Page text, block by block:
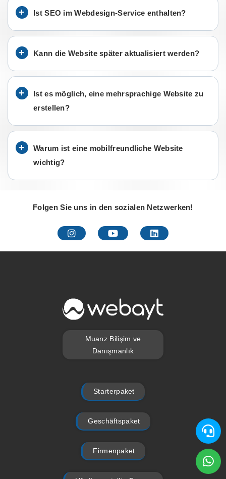
Ist SEO im Webdesign-Service enthalten?
Kann die Website später aktualisiert werden?
Ist es möglich, eine mehrsprachige Website zu
erstellen?
Warum ist eine mobilfreundliche Website
wichtig?
Folgen Sie uns in den sozialen Netzwerken!
Muanz Bilişim ve
Danışmanlık
Starterpaket
Geschäftspaket
Firmenpaket